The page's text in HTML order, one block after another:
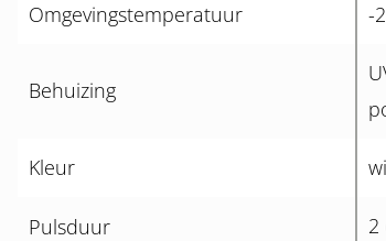
Omgevingstemperatuur -
Behuizing
Kleur
Pulsduur 2